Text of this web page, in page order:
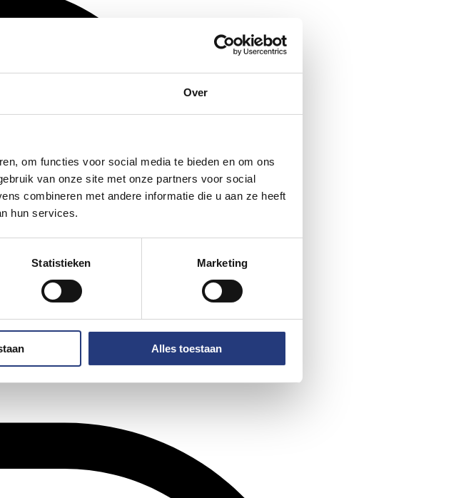
Over
om functies voor social media te bieden en om ons
van onze site met onze partners voor social
combineren met andere informatie die u aan ze heeft
hun services.
Statistieken Marketing
Alles toestaan